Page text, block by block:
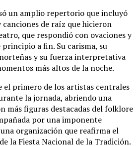
un amplio repertorio que incluyó
canciones de raíz que hicieron
que respondió con ovaciones y
principio a fin. Su carisma, su
y su fuerza interpretativa
más altos de la noche.
el primero de los artistas centrales
la jornada, abriendo una
más figuras destacadas del folklore
por una imponente
organización que reafirma el
la Fiesta Nacional de la Tradición.